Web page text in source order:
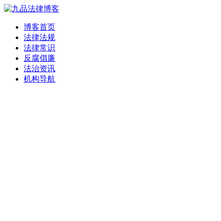
博客首页
法律法规
法律常识
反腐倡廉
法治资讯
机构导航